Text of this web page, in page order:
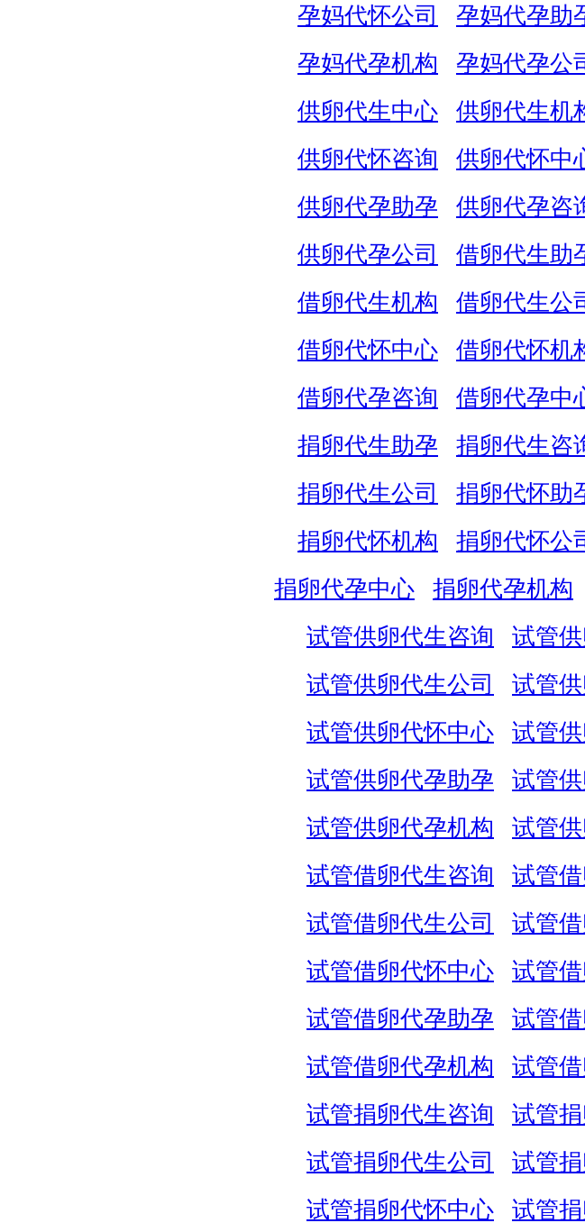
孕妈代怀公司
孕妈代孕助
孕妈代孕机构
孕妈代孕公
供卵代生中心
供卵代生机
供卵代怀咨询
供卵代怀中
供卵代孕助孕
供卵代孕咨
供卵代孕公司
借卵代生助
借卵代生机构
借卵代生公
借卵代怀中心
借卵代怀机
借卵代孕咨询
借卵代孕中
捐卵代生助孕
捐卵代生咨
捐卵代生公司
捐卵代怀助
捐卵代怀机构
捐卵代怀公
捐卵代孕中心
捐卵代孕机构
试管供卵代生咨询
试管
试管供卵代生公司
试管
试管供卵代怀中心
试管
试管供卵代孕助孕
试管
试管供卵代孕机构
试管
试管借卵代生咨询
试管
试管借卵代生公司
试管
试管借卵代怀中心
试管
试管借卵代孕助孕
试管
试管借卵代孕机构
试管
试管捐卵代生咨询
试管
试管捐卵代生公司
试管
试管捐卵代怀中心
试管